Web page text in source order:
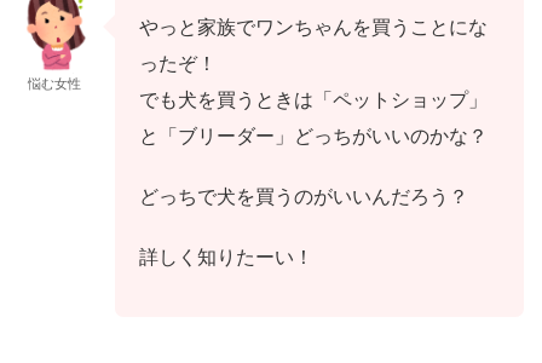
悩む女性
やっと家族でワンちゃんを買うことにな
ったぞ！
でも犬を買うときは「ペットショップ」
と「ブリーダー」どっちがいいのかな？
どっちで犬を買うのがいいんだろう？
詳しく知りたーい！